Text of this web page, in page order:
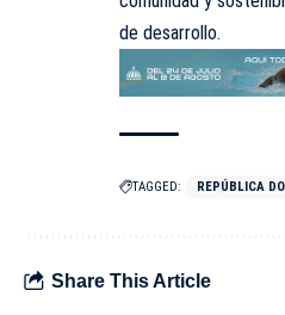
de desarrollo.
TAGGED: REPÚBLICA
Share This Article